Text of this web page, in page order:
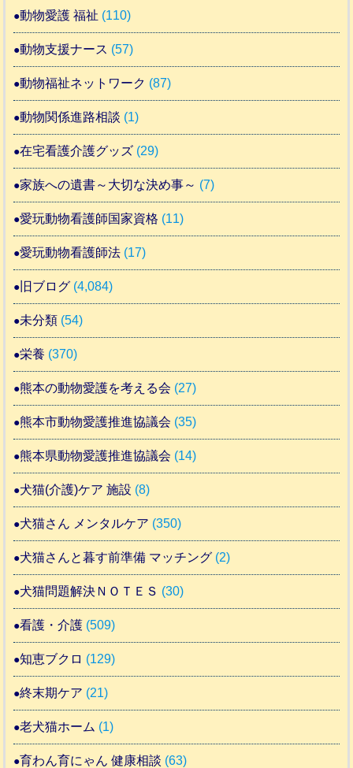
動物愛護 福祉 (110)
動物支援ナース (57)
動物福祉ネットワーク (87)
動物関係進路相談 (1)
在宅看護介護グッズ (29)
家族への遺書～大切な決め事～ (7)
愛玩動物看護師国家資格 (11)
愛玩動物看護師法 (17)
旧ブログ (4,084)
未分類 (54)
栄養 (370)
熊本の動物愛護を考える会 (27)
熊本市動物愛護推進協議会 (35)
熊本県動物愛護推進協議会 (14)
犬猫(介護)ケア 施設 (8)
犬猫さん メンタルケア (350)
犬猫さんと暮す前準備 マッチング (2)
犬猫問題解決ＮＯＴＥＳ (30)
看護・介護 (509)
知恵ブクロ (129)
終末期ケア (21)
老犬猫ホーム (1)
育わん育にゃん 健康相談 (63)